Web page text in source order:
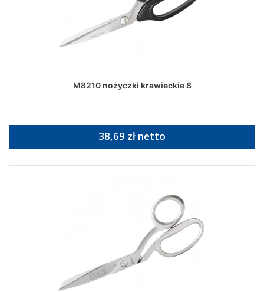
M8210 nożyczki krawieckie 8
38,69 zł netto